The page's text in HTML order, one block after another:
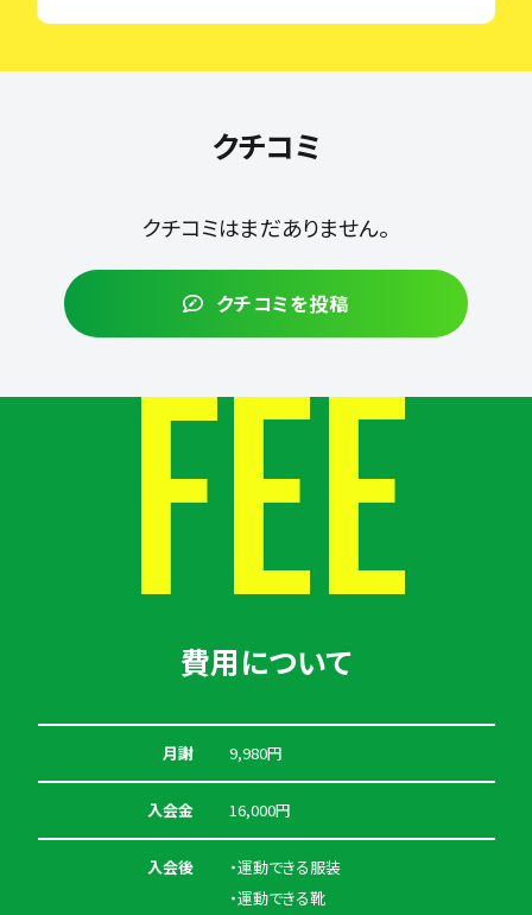
クチコミ
クチコミはまだありません。
クチコミを投稿
FEE
費用について
月謝 9,980円
入会金 16,000円
入会後
・運動できる服装
・運動できる靴